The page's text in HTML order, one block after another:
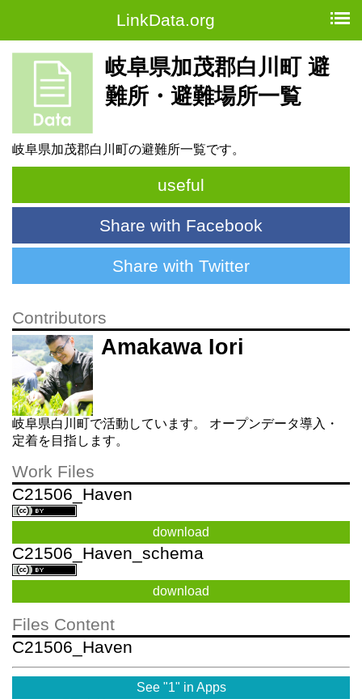
LinkData.org
岐阜県加茂郡白川町 避
難所・避難場所一覧
岐阜県加茂郡白川町の避難所一覧です。
useful
Share with Facebook
Share with Twitter
Contributors
Amakawa Iori
岐阜県白川町で活動しています。 オープンデータ導入・
定着を目指します。
Work Files
C21506_Haven
download
C21506_Haven_schema
download
Files Content
C21506_Haven
See "1" in Apps